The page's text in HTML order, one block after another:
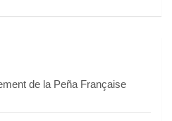
de la Peña Française